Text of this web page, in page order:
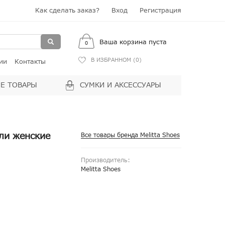
Как сделать заказ? Вход Регистрация
Контакты
0 Ваша корзина пуста
В ИЗБРАННОМ (0)
ТОВАРЫ СУМКИ И АКСЕССУАРЫ
Все товары бренда Melitta Shoes
Производитель:
Melitta Shoes
женские